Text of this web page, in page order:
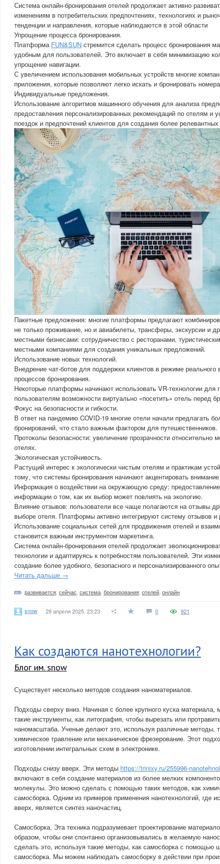
Система онлайн-бронирования отелей продолжает активно
изменениям в потребительских предпочтениях, технологиях и
тенденции и направления, которые наблюдаются в этой области
Упрощение процесса бронирования.
Платформа FUN&SUN стремится сделать процесс бронирования
удобным для пользователей. Это включает в себя минимизацию
упрощение навигации.
С увеличением использования мобильных устройств многие
приложения, которые позволяют легко искать и бронировать
Индивидуальные предложения.
Использование алгоритмов машинного обучения для анализа
предоставления персонализированных рекомендаций по отелям и
поездок и предпочтений клиентов для создания более
Пакетные предложения: многие платформы предлагают
не только проживание, но и авиабилеты, трансферы, экскурсии и
местными бизнесами: сотрудничество с ресторанами,
местными компаниями для создания уникальных предложений.
Использование новых технологий.
Внедрение чат-ботов для поддержки клиентов в режиме реального
процессов бронирования.
Некоторые платформы начинают использовать VR-технологии для
пользователям возможности виртуально «посетить» отель перед
Фокус на безопасности и гибкости.
В ответ на пандемию COVID-19 многие отели начали предлагать
бронирований, что стало важным фактором для путешественников.
Протоколы безопасности: увеличение прозрачности относительно
отелях.
Экологическая устойчивость.
Растущий интерес к экологически чистым отелям и практикам
тому, что системы бронирования начинают акцентировать
Информация о воздействии на окружающую среду:
информации о том, как их выбор может повлиять на экологию.
Влияние отзывов: пользователи все чаще полагаются на отзывы
выборе отеля. Платформы активно интегрируют систему отзывов и
Использование социальных сетей для продвижения отелей и
становится важным инструментом маркетинга.
Система онлайн-бронирования отелей продолжает
технологии и адаптируясь к потребностям пользователей. Эти
создание более удобного, безопасного и персонализированного
Читать дальше →
развивается сейчас система бронирования отелей онлайн
snow 29 апреля 2025, 23:23 0 921
Как создаются нанотехнологии?
Блог им. snow
Существует несколько методов создания наноматериалов.
Подходы сверху вниз. Начиная с более крупного куска
такие инструменты, как литография, чтобы вырезать или
наномасштаба. Ученые делают это, используя различные методы,
химическое травление или механическое фрезерование. Этот
изготовлении интегральных схем в электронике.
Подходы снизу вверх. Эти методы https://trinixy.ru/255996-
включают в себя создание материалов из более мелких
молекулы. Это можно сделать с помощью таких методов, как
самосборка. Одним из примеров применения нанотехнологий, где
вверх, является синтез наночастиц.
Самосборка. Эта техника подразумевает проектирование
образом, чтобы они спонтанно организовывались в желаемую
сделать это, используя такие методы, как самосборка с помощью
самосборка. Мы можем наблюдать самосборку в действии при